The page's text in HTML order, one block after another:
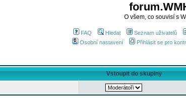
O všem, co souvisí s
FAQ Hledat Seznam uživatelů
Osobní nastavení
Přihlásit se pro
Vstoupit do skupiny